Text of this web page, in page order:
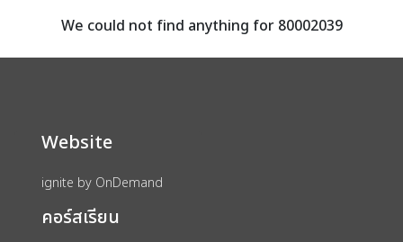
assignment ลงทะเบียน
We could not find anything for 80002039
Website
ignite by OnDemand
คอร์สเรียน